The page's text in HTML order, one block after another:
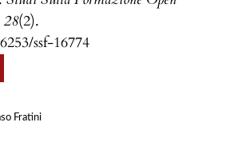
28(2).
ssf-16774
Fratini